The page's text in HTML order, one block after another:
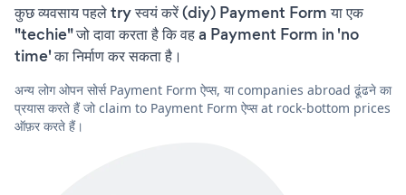
कुछ व्यवसाय पहले try स्वयं करें (diy) Payment Form या एक
"techie" जो दावा करता है कि वह a Payment Form in 'no
time' का निर्माण कर सकता है।
अन्य लोग ओपन सोर्स Payment Form ऐप्स, या companies abroad ढूंढने का
प्रयास करते हैं जो claim to Payment Form ऐप्स at rock-bottom prices
ऑफ़र करते हैं।